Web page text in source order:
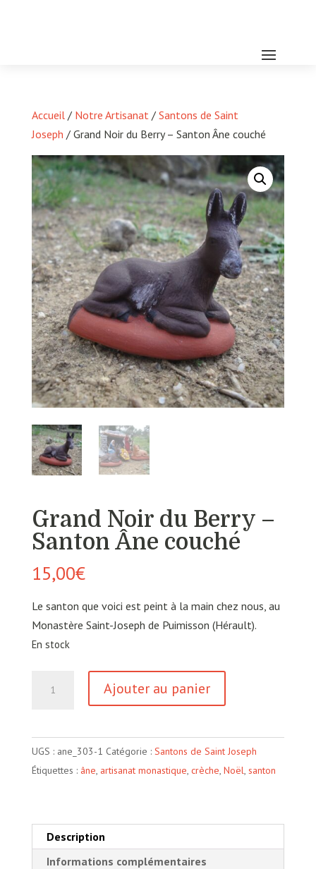
Accueil/ Notre Artisanat/ Santons de Saint
Joseph / Grand Noir du Berry – Santon Âne couché
Grand Noir du Berry –
Santon Âne couché
15,00€
Le santon que voici est peint à la main chez nous, au
Monastère Saint-Joseph de Puimisson (Hérault).
En stock
Noir
du
Berry
Âne
couché
Ajouter au panier
UGS : ane_303-1 Catégorie : Santons de Saint Joseph
Étiquettes : âne, artisanat monastique, crèche, Noël, santon
Description
Informations complémentaires